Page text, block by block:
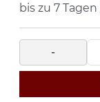
bis zu 7 Tagen
-